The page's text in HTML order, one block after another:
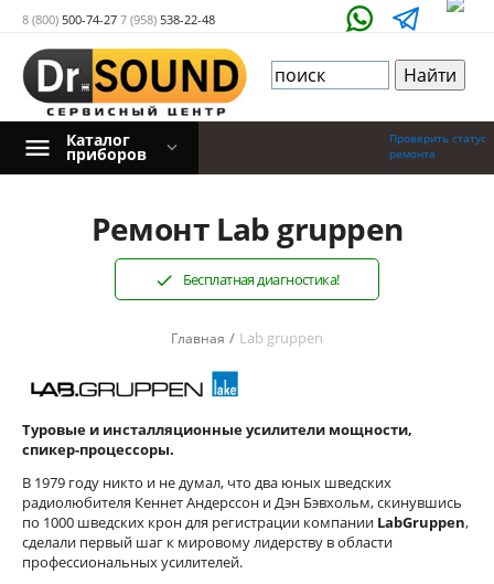
8 (800) 500-74-27 7 (958) 538-22-48
Проверить статус
ремонта
Каталог
приборов
Ремонт Lab gruppen
Бесплатная диагностика!
Главная / Lab gruppen
Туровые и инсталляционные усилители мощности,
спикер-процессоры.
В 1979 году никто и не думал, что два юных шведских
радиолюбителя Кеннет Андерссон и Дэн Бэвхольм, скинувшись
по 1000 шведских крон для регистрации компании LabGruppen,
сделали первый шаг к мировому лидерству в области
профессиональных усилителей.